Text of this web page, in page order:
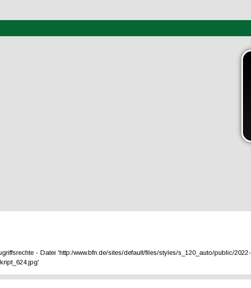
- Datei 'http:/www.bfn.de/sites/default/files/styles/s_120_auto/public/2022-